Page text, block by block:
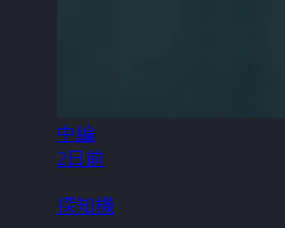
中編
2日前
探知機